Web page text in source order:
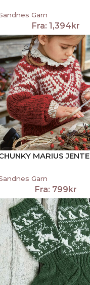
Garn
Fra: 1,394kr
MARIUS JENTE
Garn
Fra: 799kr